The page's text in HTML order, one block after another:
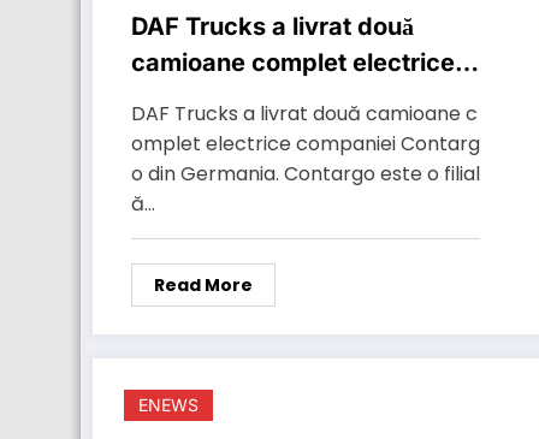
DAF Trucks a livrat două
camioane complet electrice
companiei Contargo din
Germania
DAF Trucks a livrat două camioane c
omplet electrice companiei Contarg
o din Germania. Contargo este o filial
ă…
Read More
ENEWS